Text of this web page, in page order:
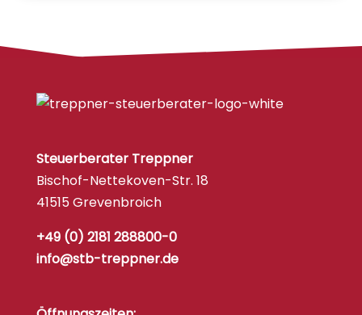
Steuerberater Treppner
Bischof-Nettekoven-Str. 18
41515 Grevenbroich
+49 (0) 2181 288800-0
info@stb-treppner.de